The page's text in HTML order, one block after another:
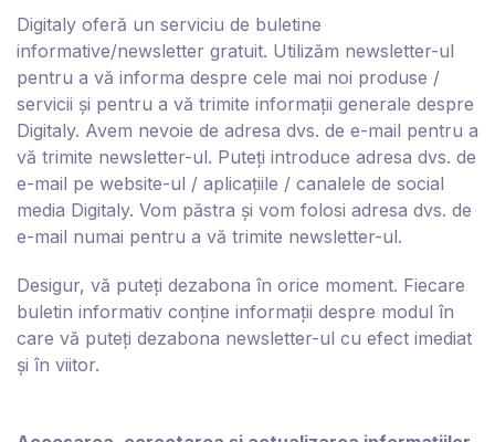
Digitaly oferă un serviciu de buletine
informative/newsletter gratuit. Utilizăm newsletter-ul
pentru a vă informa despre cele mai noi produse /
servicii și pentru a vă trimite informații generale despre
Digitaly. Avem nevoie de adresa dvs. de e-mail pentru a
vă trimite newsletter-ul. Puteți introduce adresa dvs. de
e-mail pe website-ul / aplicațiile / canalele de social
media Digitaly. Vom păstra și vom folosi adresa dvs. de
e-mail numai pentru a vă trimite newsletter-ul.
Desigur, vă puteți dezabona în orice moment. Fiecare
buletin informativ conține informații despre modul în
care vă puteți dezabona newsletter-ul cu efect imediat
și în viitor.